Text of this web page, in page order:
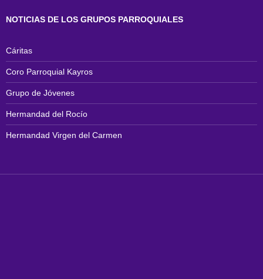
NOTICIAS DE LOS GRUPOS PARROQUIALES
Cáritas
Coro Parroquial Kayros
Grupo de Jóvenes
Hermandad del Rocío
Hermandad Virgen del Carmen